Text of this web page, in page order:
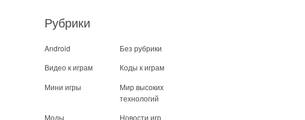
Рубрики
Android
Без рубрики
Видео к играм
Коды к играм
Мини игры
Мир высоких
технологий
Моды
Новости игр